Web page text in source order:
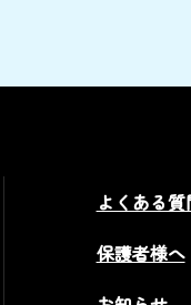
よくある質
保護者様へ